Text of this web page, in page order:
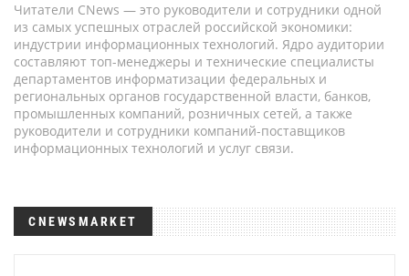
Читатели CNews — это руководители и сотрудники одной
из самых успешных отраслей российской экономики:
индустрии информационных технологий. Ядро аудитории
составляют топ-менеджеры и технические специалисты
департаментов информатизации федеральных и
региональных органов государственной власти, банков,
промышленных компаний, розничных сетей, а также
руководители и сотрудники компаний-поставщиков
информационных технологий и услуг связи.
CNEWSMARKET